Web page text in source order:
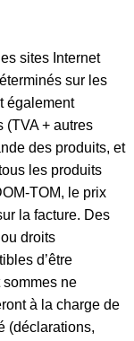
sites Internet
sur les
également
(TVA + autres
des produits, et
les produits
TOM, le prix
la facture. Des
droits
d’être
ne
à la charge de
(déclarations,